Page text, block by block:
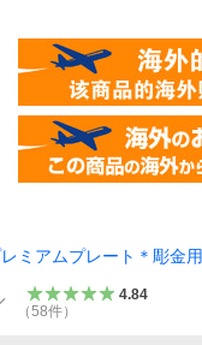
ミアムプレート＊彫金用
4.84
（58件）